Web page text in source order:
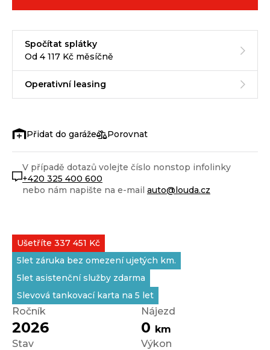
Ušetříte 337 451 Kč
5let záruka bez omezení ujetých km.
5let asistenční služby zdarma
Slevová tankovací karta na 5 let
Ročník
2026
Nájezd
0 km
Stav
Výkon
Spočítat splátky
Od 4 117 Kč měsíčně
Operativní leasing
Porovnat
V případě dotazů volejte číslo nonstop infolinky
+420 325 400 600
nebo nám napište na e-mail auto@louda.cz